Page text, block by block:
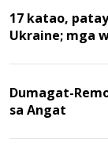
17 katao,
Ukraine; mga
Dumagat-
sa Angat